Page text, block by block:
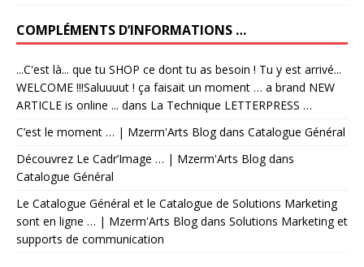
COMPLÉMENTS D’INFORMATIONS …
...C'est là... que tu SHOP ce dont tu as besoin ! Tu y est arrivé...
WELCOME !!!Saluuuut ! ça faisait un moment … a brand NEW
ARTICLE is online ... dans La Technique LETTERPRESS …
C’est le moment … | Mzerm'Arts Blogdans Catalogue Général
Découvrez Le Cadr’Image … | Mzerm'Arts Blogdans
Catalogue Général
Le Catalogue Général et le Catalogue de Solutions Marketing
sont en ligne … | Mzerm'Arts Blogdans Solutions Marketing et
supports de communication